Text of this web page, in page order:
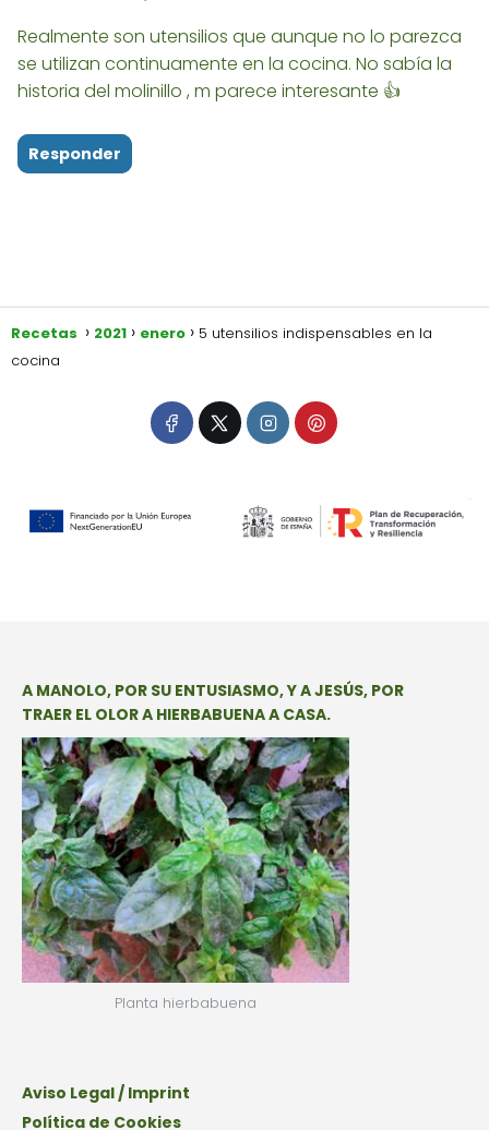
Realmente son utensilios que aunque no lo parezca
se utilizan continuamente en la cocina. No sabía la
historia del molinillo , m parece interesante 👍
Responder
Recetas 2021 enero
5 utensilios indispensables en la
cocina
A MANOLO, POR SU ENTUSIASMO, Y A JESÚS, POR
TRAER EL OLOR A HIERBABUENA A CASA.
Planta hierbabuena
Aviso Legal / Imprint
Política de Cookies